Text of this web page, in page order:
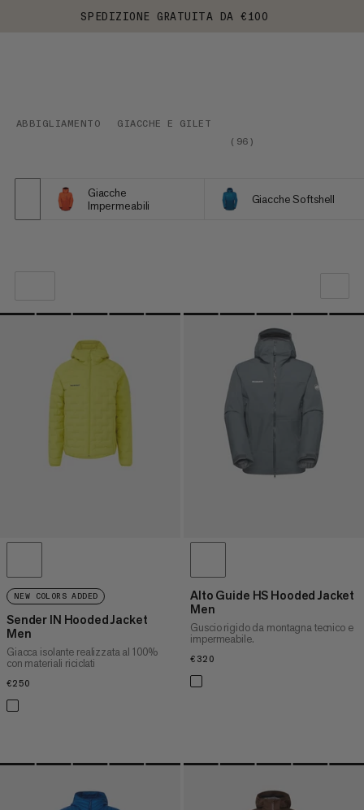
SPEDIZIONE GRATUITA DA €100
ABBIGLIAMENTO
GIACCHE E GILET
( 96 )
Giacche
Impermeabili
Giacche Softshell
LA NOSTRA RACCOMANDAZIONE
PREZZO BASSO AD ALTO
PREZZO ALTO A BASSO
COSA C'È DI NUOVO
VALUTAZIONE
NEW COLORS ADDED
Sender IN Hooded Jacket
Men
Giacca isolante realizzata al 100%
con materiali riciclati
€250
Alto Guide HS Hooded Jacket
Men
Guscio rigido da montagna tecnico e
impermeabile.
€320